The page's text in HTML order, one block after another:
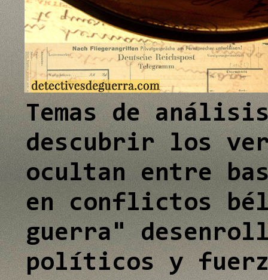
Temas de
descubrir los
ocultan entre
en conflictos
guerra"
políticos y